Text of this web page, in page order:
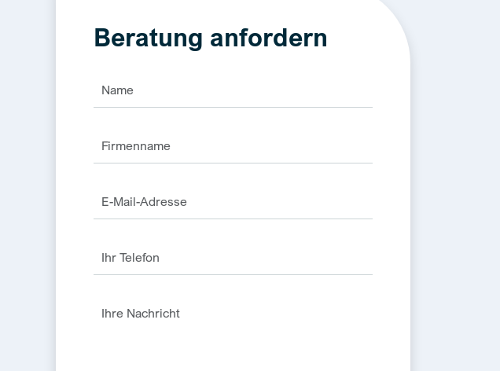
Beratung anfordern